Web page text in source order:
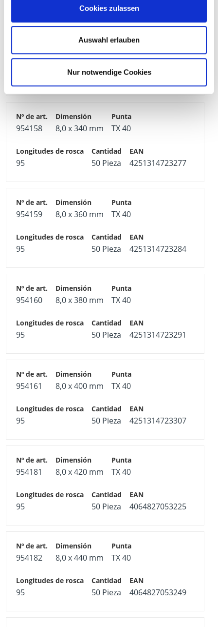
Cookies zulassen
Auswahl erlauben
Nur notwendige Cookies
8,0 x 320 mm TX 40
50 Pieza 4251314723260
954158 8,0 x 340 mm TX 40
95 50 Pieza 4251314723277
954159 8,0 x 360 mm TX 40
95 50 Pieza 4251314723284
954160 8,0 x 380 mm TX 40
95 50 Pieza 4251314723291
954161 8,0 x 400 mm TX 40
95 50 Pieza 4251314723307
954181 8,0 x 420 mm TX 40
95 50 Pieza 4064827053225
954182 8,0 x 440 mm TX 40
95 50 Pieza 4064827053249